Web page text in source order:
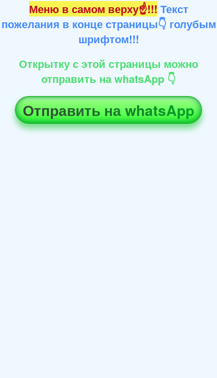
Меню в самом верху☝!!! Текст
пожелания в конце страницы👇 голубым
шрифтом!!!
Открытку с этой страницы можно
отправить на whatsApp 👇
Отправить на whatsApp